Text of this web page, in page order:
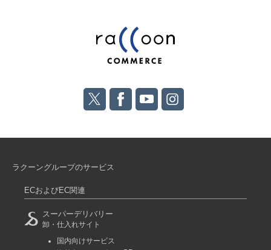
ラクーングループのサービス
ECおよびEC関連
スーパーデリバリー
卸・仕入れサイト
国内向けサービス